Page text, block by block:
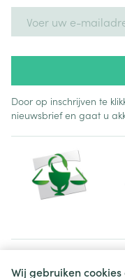
Wij gebruiken
Door op inschrijven te
nieuwsbrief en gaat u
Juridische links